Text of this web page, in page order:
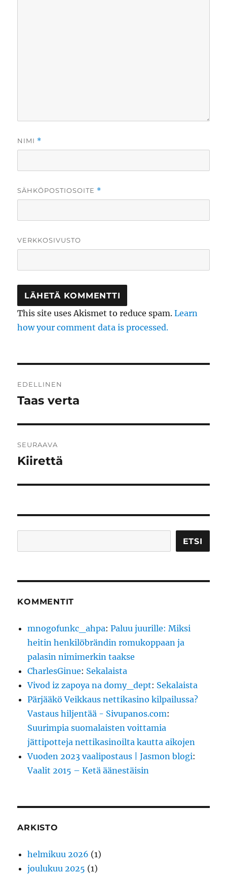
NIMI *
SÄHKÖPOSTIOSOITE *
VERKKOSIVUSTO
This site uses Akismet to reduce spam.Learn
how your comment data is processed.
selaus
EDELLINEN
Edellinen
Taas verta
SEURAAVA
Seuraava
Kiirettä
ETSI
KOMMENTIT
mnogofunkc_ahpa:Paluu juurille: Miksi
heitin henkilöbrändin romukoppaan ja
palasin nimimerkin taakse
CharlesGinue: Sekalaista
Vivod iz zapoya na domy_dept: Sekalaista
Pärjääkö Veikkaus nettikasino kilpailussa?
Vastaus hiljentää - Sivupanos.com:
Suurimpia suomalaisten voittamia
jättipotteja nettikasinoilta kautta aikojen
Vuoden 2023 vaalipostaus | Jasmon blogi:
Vaalit 2015 – Ketä äänestäisin
ARKISTO
helmikuu 2026 (1)
joulukuu 2025 (1)